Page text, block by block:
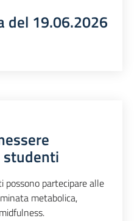
del 19.06.2026
studenti
partecipare alle
metabolica,